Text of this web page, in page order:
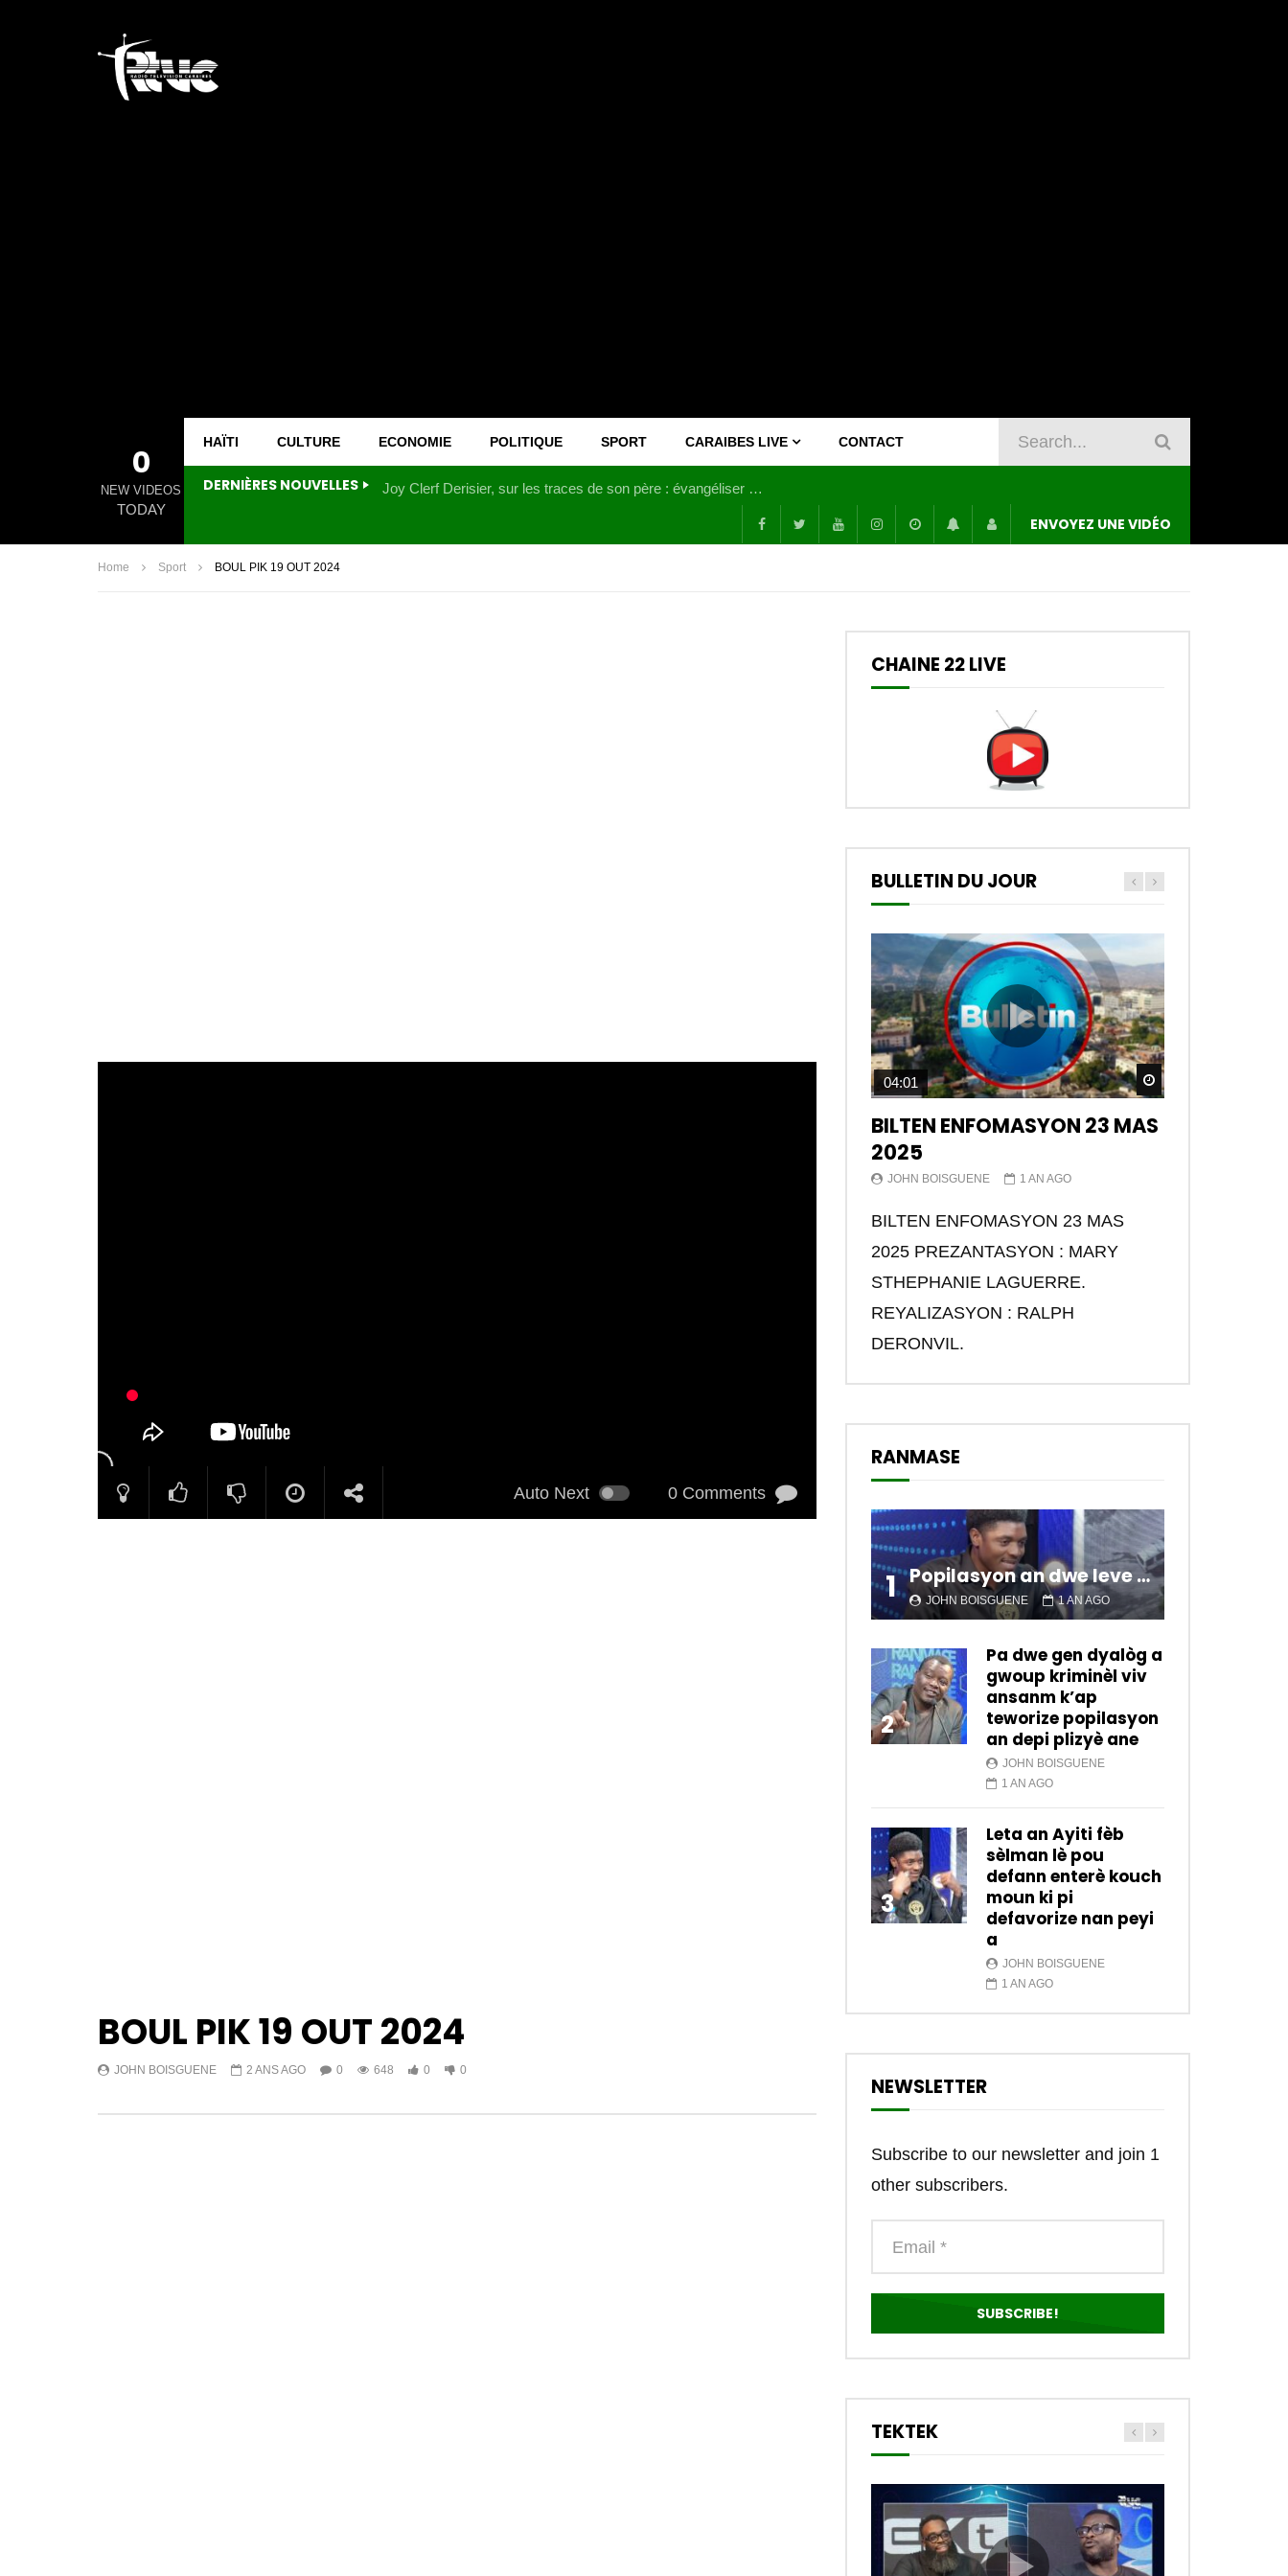
0
NEW VIDEOS
TODAY
HAÏTI CULTURE ECONOMIE POLITIQUE SPORT CARAIBES LIVE CONTACT
DERNIÈRES NOUVELLES Joy Clerf Derisier, sur les traces de son père : évangéliser par la musique
ENVOYEZ UNE VIDÉO
Home Sport BOUL PIK 19 OUT 2024
Auto Next 0 Comments
BOUL PIK 19 OUT 2024
JOHN BOISGUENE 2 ANS AGO 0 648 0 0
CHAINE 22 LIVE
BULLETIN DU JOUR
Watch Later
04:01
BILTEN ENFOMASYON 23 MAS
2025
JOHN BOISGUENE 1 AN AGO
BILTEN ENFOMASYON 23 MAS
2025 PREZANTASYON : MARY
STHEPHANIE LAGUERRE.
REYALIZASYON : RALPH
DERONVIL.
RANMASE
1 Popilasyon an dwe leve kanpe pou chanje sitiyasyon kawotik l’ap viv nan peyi a.
JOHN BOISGUENE 1 AN AGO
2
Pa dwe gen dyalòg a
gwoup kriminèl viv
ansanm k’ap
teworize popilasyon
an depi plizyè ane
JOHN BOISGUENE
1 AN AGO
3
Leta an Ayiti fèb
sèlman lè pou
defann enterè kouch
moun ki pi
defavorize nan peyi
a
JOHN BOISGUENE
1 AN AGO
NEWSLETTER
Subscribe to our newsletter and join 1
other subscribers.
TEKTEK